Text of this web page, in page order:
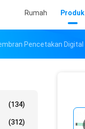
Rumah Produk
Pencetakan Digital
(134)
(312)